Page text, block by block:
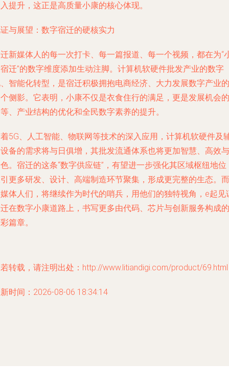
提升，这正是高质量小康的核心体现。
与展望：数字宿迁的硬核实力
新媒体人的每一次打卡、每一篇报道、每一个视频，都在为“
迁”的数字维度添加生动注脚。计算机软硬件批发产业的数字
智能化转型，是宿迁积极拥抱电商经济、大力发展数字产业的
侧影。它表明，小康不仅是衣食住行的满足，更是发展机会的
、产业结构的优化和全民数字素养的提升。
5G、人工智能、物联网等技术的深入应用，计算机软硬件及
备的需求将与日俱增，其批发流通体系也将更加智慧、高效与
。宿迁的这条“数字供应链”，有望进一步强化其区域枢纽地位
更多研发、设计、高端制造环节聚集，形成更完整的生态。而
体人们，将继续作为时代的哨兵，用他们的独特视角，e起见
在数字小康道路上，书写更多由代码、芯片与创新服务构成的
篇章。
转载，请注明出处：http://www.litiandigi.com/product/69.html
时间：2026-08-06 18:34:14